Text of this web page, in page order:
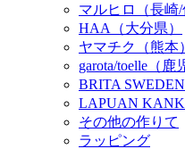
マルヒロ（長崎/
HAA（大分県）
ヤマチク（熊本）
garota/toelle（鹿
BRITA
LAPUAN
その他の作りて
ラッピング